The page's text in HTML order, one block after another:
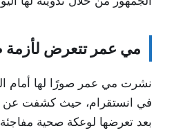
مي عمر تتعرض لأزمة
نشرت مي عمر صورًا لها أمام
في انستقرام، حيث كشفت
بعد تعرضها لوعكة صحية